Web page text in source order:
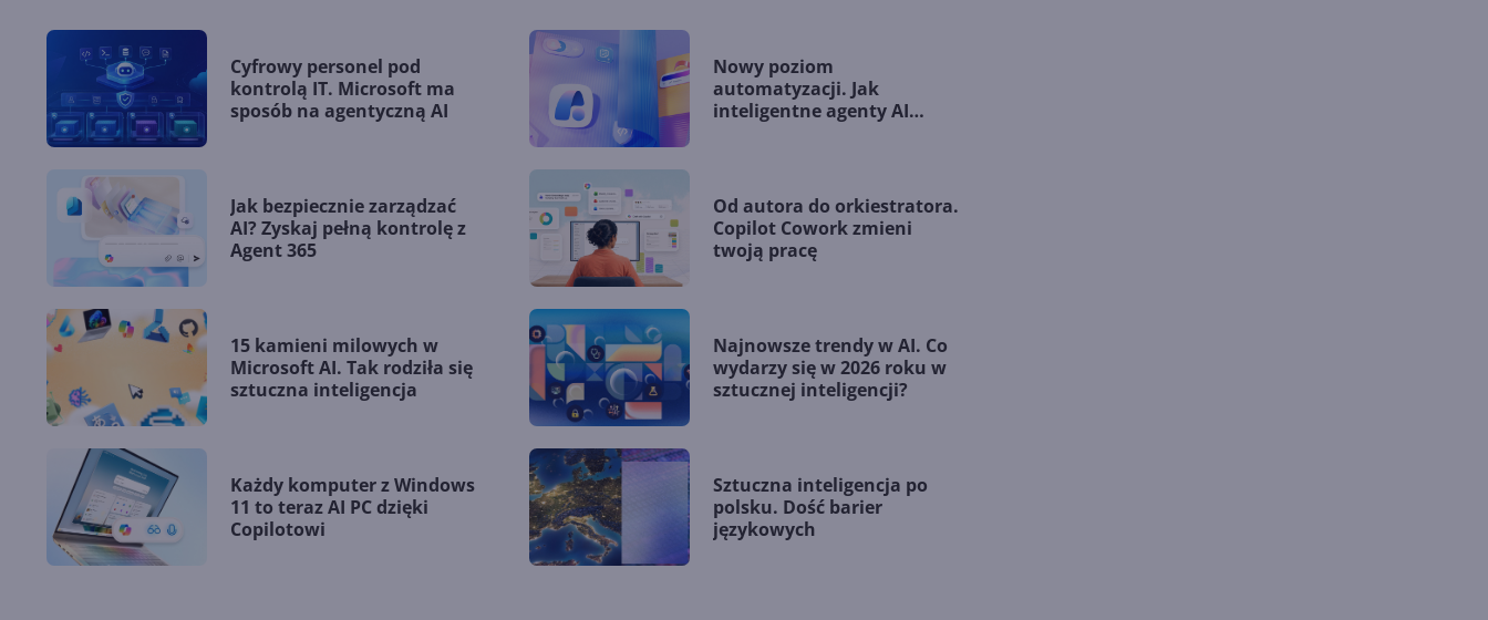
Cyfrowy personel pod
kontrolą IT. Microsoft ma
sposób na agentyczną AI
Nowy poziom
automatyzacji. Jak
inteligentne agenty AI
Jak bezpiecznie zarządzać
AI? Zyskaj pełną kontrolę z
Agent 365
Od autora do orkiestratora.
Copilot Cowork zmieni
twoją pracę
15 kamieni milowych w
Microsoft AI. Tak rodziła się
sztuczna inteligencja
Najnowsze trendy w AI. Co
wydarzy się w 2026 roku w
sztucznej inteligencji?
Każdy komputer z Windows
11 to teraz AI PC dzięki
Copilotowi
Sztuczna inteligencja po
polsku. Dość barier
językowych